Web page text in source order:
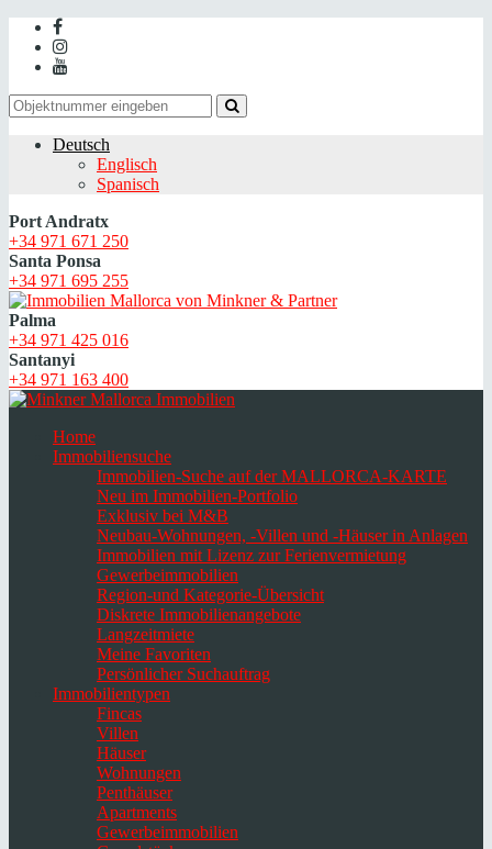
Deutsch
Englisch
Spanisch
Port Andratx
+34 971 671 250
Santa Ponsa
+34 971 695 255
Palma
+34 971 425 016
Santanyi
+34 971 163 400
Home
Immobiliensuche
Immobilien-Suche auf der MALLORCA-KARTE
Neu im Immobilien-Portfolio
Exklusiv bei M&B
Neubau-Wohnungen, -Villen und -Häuser in Anlagen
Immobilien mit Lizenz zur Ferienvermietung
Gewerbeimmobilien
Region-und Kategorie-Übersicht
Diskrete Immobilienangebote
Langzeitmiete
Meine Favoriten
Persönlicher Suchauftrag
Immobilientypen
Fincas
Villen
Häuser
Wohnungen
Penthäuser
Apartments
Gewerbeimmobilien